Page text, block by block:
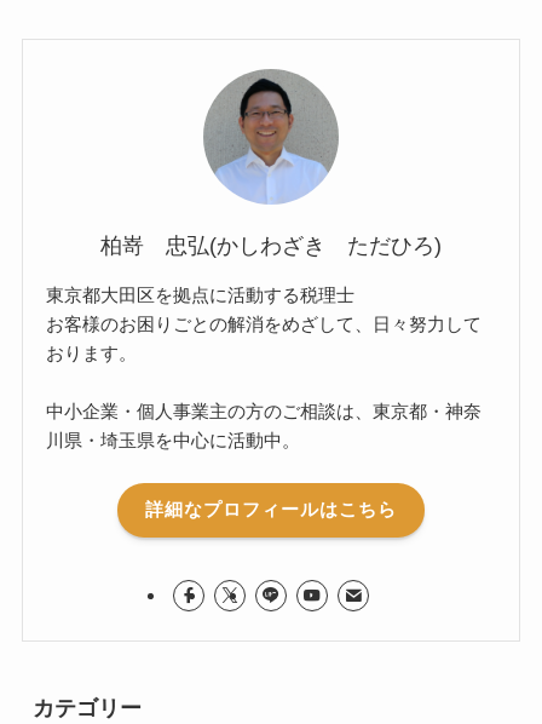
柏嵜 忠弘(かしわざき ただひろ)
東京都大田区を拠点に活動する税理士
お客様のお困りごとの解消をめざして、日々努力して
おります。
中小企業・個人事業主の方のご相談は、東京都・神奈
川県・埼玉県を中心に活動中。
詳細なプロフィールはこちら
カテゴリー